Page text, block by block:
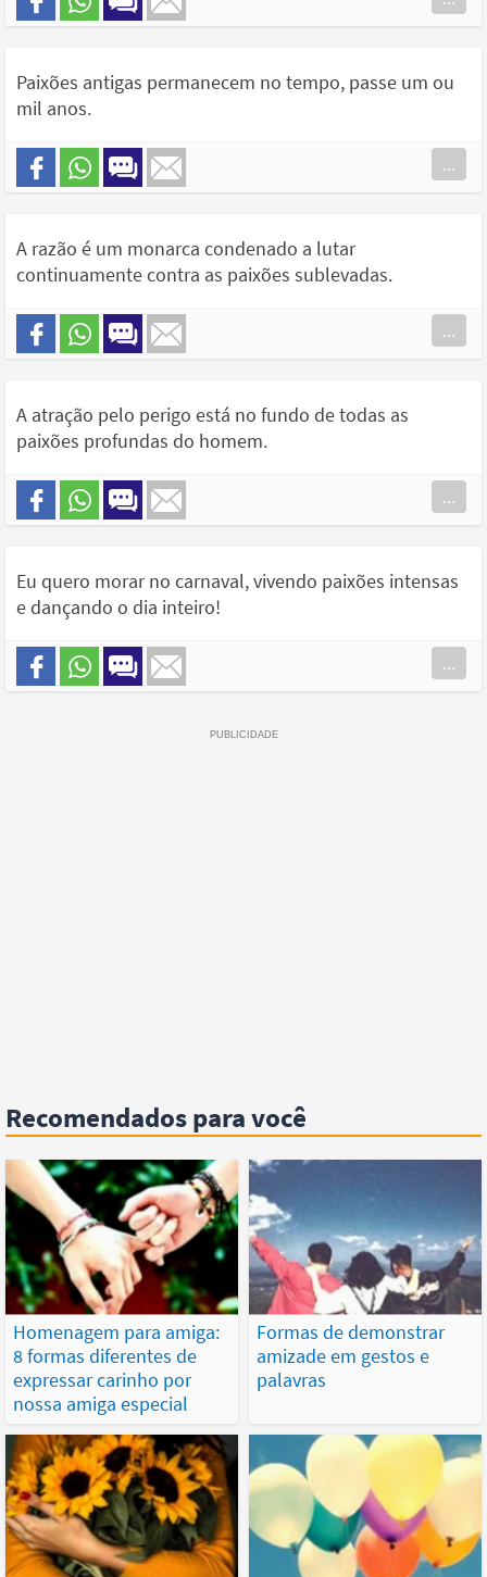
Paixões antigas permanecem no tempo, passe um ou
mil anos.
...
A razão é um monarca condenado a lutar
continuamente contra as paixões sublevadas.
...
A atração pelo perigo está no fundo de todas as
paixões profundas do homem.
...
Eu quero morar no carnaval, vivendo paixões intensas
e dançando o dia inteiro!
...
Recomendados para você
Homenagem para amiga:
8 formas diferentes de
expressar carinho por
nossa amiga especial
Formas de demonstrar
amizade em gestos e
palavras